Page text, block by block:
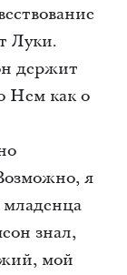
Луки.
держит
Нем как о
я
младенца
знал,
мой